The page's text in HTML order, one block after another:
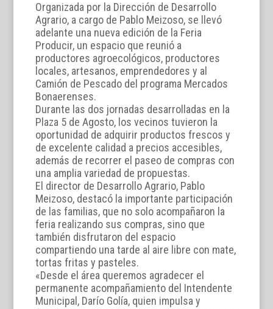
Organizada por la Dirección de Desarrollo
Agrario, a cargo de Pablo Meizoso, se llevó
adelante una nueva edición de la Feria
Producir, un espacio que reunió a
productores agroecológicos, productores
locales, artesanos, emprendedores y al
Camión de Pescado del programa Mercados
Bonaerenses.
Durante las dos jornadas desarrolladas en la
Plaza 5 de Agosto, los vecinos tuvieron la
oportunidad de adquirir productos frescos y
de excelente calidad a precios accesibles,
además de recorrer el paseo de compras con
una amplia variedad de propuestas.
El director de Desarrollo Agrario, Pablo
Meizoso, destacó la importante participación
de las familias, que no solo acompañaron la
feria realizando sus compras, sino que
también disfrutaron del espacio
compartiendo una tarde al aire libre con mate,
tortas fritas y pasteles.
«Desde el área queremos agradecer el
permanente acompañamiento del Intendente
Municipal, Darío Golía, quien impulsa y